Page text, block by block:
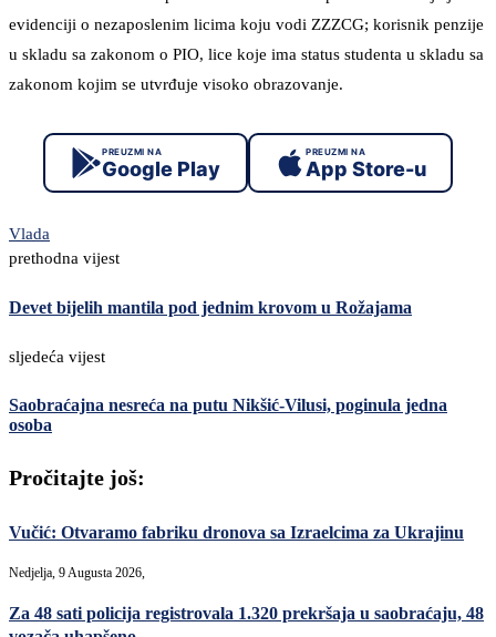
evidenciji o nezaposlenim licima koju vodi ZZZCG; korisnik penzije
u skladu sa zakonom o PIO, lice koje ima status studenta u skladu sa
zakonom kojim se utvrđuje visoko obrazovanje.
PREUZMI NA
Google Play
PREUZMI NA
App Store-u
Vlada
prethodna vijest
Devet bijelih mantila pod jednim krovom u Rožajama
sljedeća vijest
Saobraćajna nesreća na putu Nikšić-Vilusi, poginula jedna
osoba
Pročitajte još:
Vučić: Otvaramo fabriku dronova sa Izraelcima za Ukrajinu
Nedjelja, 9 Augusta 2026,
Za 48 sati policija registrovala 1.320 prekršaja u saobraćaju, 48